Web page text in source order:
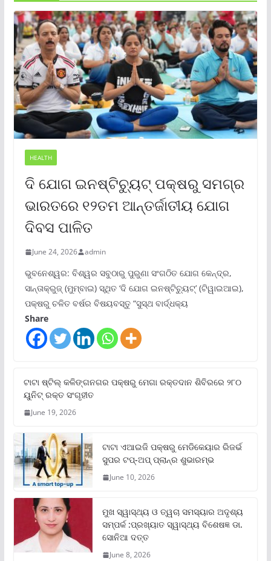
HEALTH
ଦି ଯୋଗ ଇନଷ୍ଟିଚ୍ୟୁଟ୍ ପକ୍ଷରୁ ସମଗ୍ର
ଭାରତରେ ୧୨ତମ ଆନ୍ତର୍ଜାତୀୟ ଯୋଗ
ଦିବସ ପାଳିତ
June 24, 2026 admin
ଭୁବନେଶ୍ୱର: ବିଶ୍ୱର ସବୁଠାରୁ ପୁରୁଣା ସଂଗଠିତ ଯୋଗ କେନ୍ଦ୍ର,
ସାନ୍ତାକ୍ରୁଜ୍ (ମୁମ୍ବାଇ) ସ୍ଥିତ ‘ଦି ଯୋଗ ଇନଷ୍ଟିଚ୍ୟୁଟ୍‌’ (ଟିୱାଇଆଇ),
ପକ୍ଷରୁ ଚଳିତ ବର୍ଷର ବିଷୟବସ୍ତୁ “ସୁସ୍ଥ ବାର୍ଦ୍ଧକ୍ୟ
Share
ଟାଟା ଷ୍ଟିଲ୍‌ କଳିଙ୍ଗନଗର ପକ୍ଷରୁ ମେଗା ରକ୍ତଦାନ ଶିବିରରେ ୨୮୦
ୟୁନିଟ୍‌ ରକ୍ତ ସଂଗୃହୀତ
June 19, 2026
ଟାଟା ଏଆଇଜି ପକ୍ଷରୁ ମେଡିକେୟାର ରିଜର୍ଭ
ସୁପର ଟପ୍‌-ଅପ୍ ପ୍ଲାନ୍‌ର ଶୁଭାରମ୍ଭ
June 10, 2026
ମୁଖ ସ୍ୱାସ୍ଥ୍ୟ ଓ ତ୍ୱଚା ସମସ୍ୟାର ଅଦୃଶ୍ୟ
ସମ୍ପର୍କ :ପ୍ରଖ୍ୟାତ ସ୍ୱାସ୍ଥ୍ୟ ବିଶେଷଜ୍ଞ ଡା.
ସୋନିଆ ଦତ୍ତ
June 8, 2026